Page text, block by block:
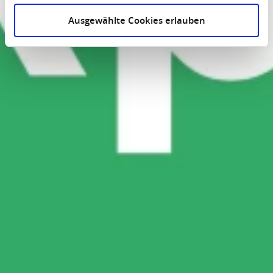
Ausgewählte Cookies erlauben